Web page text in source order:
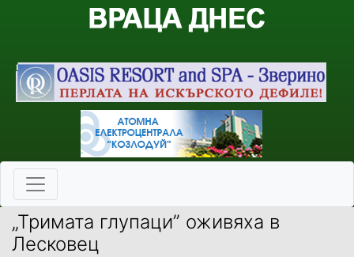
„Тримата глупаци” оживяха в
Лесковец